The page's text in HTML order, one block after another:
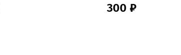
300 ₽